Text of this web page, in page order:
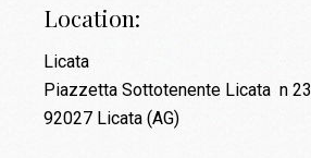
Location:
Licata
Piazzetta Sottotenente Licata n 23
92027 Licata (AG)